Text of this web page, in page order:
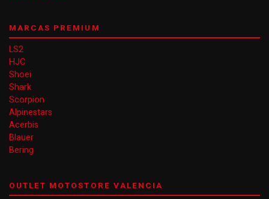
MARCAS PREMIUM
LS2
HJC
Shoei
Shark
Scorpion
Alpinestars
Acerbis
Blauer
Bering
OUTLET MOTOSTORE VALENCIA